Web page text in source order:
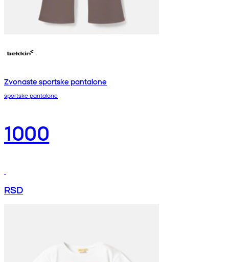
Zvonaste sportske pantalone
sportske pantalone
1000
RSD